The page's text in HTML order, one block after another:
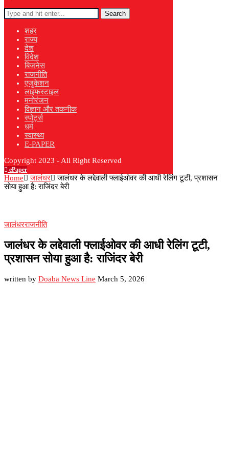
Search
शहर
राज्य
देश
विदेश
बिजनेस
राजनीति
एजुकेशन
लाइफस्टाइल
मनोरंजन
विज्ञान और तकनीक
स्पोर्ट्स
धर्म
स्वास्थ्य
E-PAPER
Copyright 2023 - All Right Reserved
ePaper
Home जालंधर
जालंधर के लद्देवाली फ्लाईओवर की आधी रेलिंग टूटी, प्रशासन
सोया हुआ है: राजिंदर बेरी
जालंधरराजनीति
जालंधर के लद्देवाली फ्लाईओवर की आधी रेलिंग टूटी,
प्रशासन सोया हुआ है: राजिंदर बेरी
written by Doaba News Line March 5, 2026